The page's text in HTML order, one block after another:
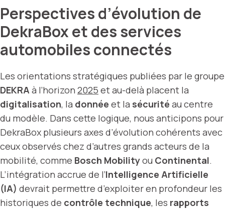
Perspectives d’évolution de
DekraBox et des services
automobiles connectés
Les orientations stratégiques publiées par le groupe
DEKRA à l’horizon 2025 et au-delà placent la
digitalisation, la donnée et la sécurité au centre
du modèle. Dans cette logique, nous anticipons pour
DekraBox plusieurs axes d’évolution cohérents avec
ceux observés chez d’autres grands acteurs de la
mobilité, comme Bosch Mobilityou Continental.
L’intégration accrue de l’Intelligence Artificielle
(IA) devrait permettre d’exploiter en profondeur les
historiques de contrôle technique, les rapports